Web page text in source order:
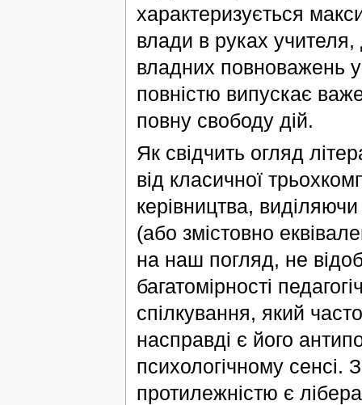
характеризується
влади в руках
владних повноважень
повністю випускає
повну свободу дій.
Як свідчить огляд
від класичної
керівництва,
(або змістовно
на наш погляд, не
багатомірності
спілкування, який
насправді є його
психологічному сенсі.
протилежністю є